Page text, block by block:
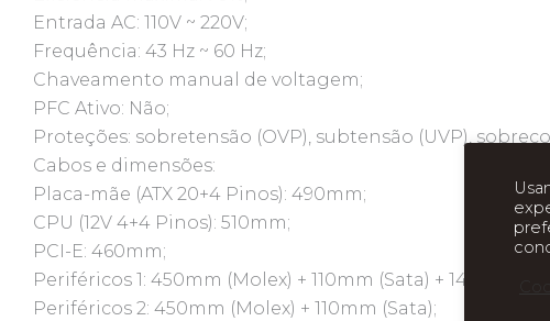
Entrada AC: 110V ~ 220V;
Frequência: 43 Hz ~ 60 Hz;
Chaveamento manual de voltagem;
PFC Ativo: Não;
Proteções: sobretensão (OVP), subtensão (UVP),
Cabos e dimensões:
Placa-mãe (ATX 20+4 Pinos): 490mm;
CPU (12V 4+4 Pinos): 510mm;
PCI-E: 460mm;
Periféricos 1: 450mm (Molex) + 110mm (Sata) + 140mm
Periféricos 2: 450mm (Molex) + 110mm (Sata);